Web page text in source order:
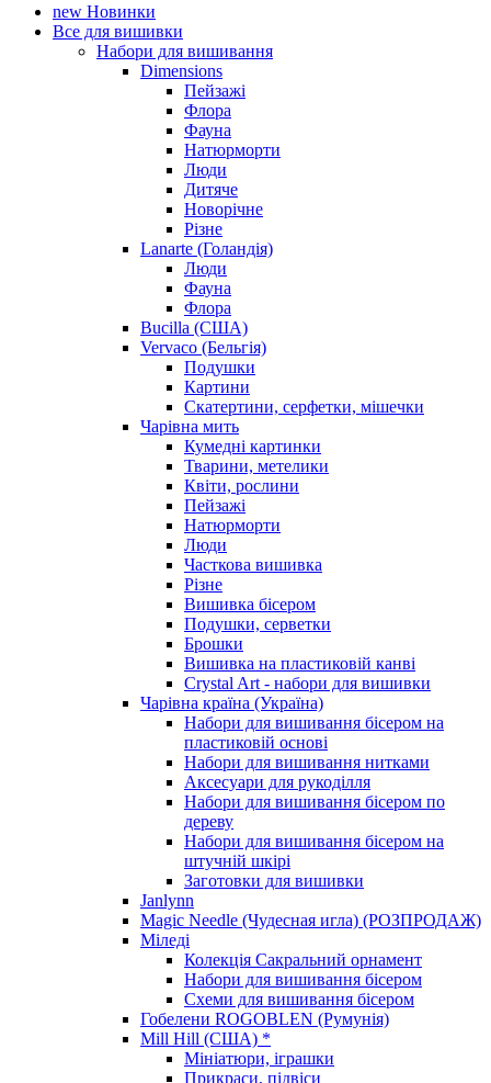
new Новинки
Все для вишивки
Набори для вишивання
Dimensions
Пейзажі
Флора
Фауна
Натюрморти
Люди
Дитяче
Новорічне
Різне
Lanarte (Голандія)
Люди
Фауна
Флора
Bucilla (США)
Vervaco (Бельгія)
Подушки
Картини
Скатертини, серфетки, мішечки
Чарiвна мить
Кумедні картинки
Тварини, метелики
Квіти, рослини
Пейзажі
Натюрморти
Люди
Часткова вишивка
Різне
Вишивка бісером
Подушки, серветки
Брошки
Вишивка на пластиковій канві
Crystal Art - набори для вишивки
Чарівна країна (Україна)
Набори для вишивання бісером на
пластиковій основі
Набори для вишивання нитками
Аксесуари для рукоділля
Набори для вишивання бісером по
дереву
Набори для вишивання бісером на
штучній шкірі
Заготовки для вишивки
Janlynn
Magic Needle (Чудесная игла) (РОЗПРОДАЖ)
Міледі
Колекція Сакральний орнамент
Набори для вишивання бісером
Схеми для вишивання бісером
Гобелени ROGOBLEN (Румунія)
Mill Hill (США) *
Мініатюри, іграшки
Прикраси, підвіси